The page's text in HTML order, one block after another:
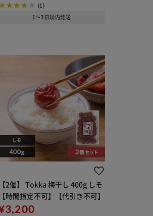
(1)
1～3日以内発送
【2個】 Tokka 梅干し 400g しそ
【時間指定不可】【代引き不可】